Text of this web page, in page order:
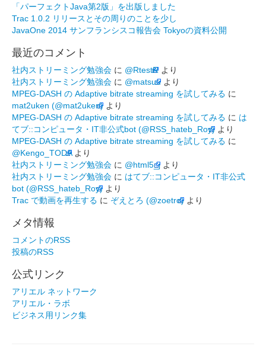
「パーフェクトJava第2版」を出版しました
Trac 1.0.2 リリースとその周りのことを少し
JavaOne 2014 サンフランシスコ報告会 Tokyoの資料公開
最近のコメント
社内ストリーミング勉強会 に @RtestR より
社内ストリーミング勉強会 に @matsuu より
MPEG-DASH の Adaptive bitrate streaming を試してみる に
mat2uken (@mat2uken) より
MPEG-DASH の Adaptive bitrate streaming を試してみる に は
てブ::コンピュータ・IT非公式bot (@RSS_hateb_Roy) より
MPEG-DASH の Adaptive bitrate streaming を試してみる に
@Kengo_TODAより
社内ストリーミング勉強会 に @html5_j より
社内ストリーミング勉強会 に はてブ::コンピュータ・IT非公式
bot (@RSS_hateb_Roy) より
Trac で動画を再生する に ぞえとろ (@zoetro) より
メタ情報
コメントのRSS
投稿のRSS
公式リンク
アリエル ネットワーク
アリエル・ラボ
ビジネス用リンク集